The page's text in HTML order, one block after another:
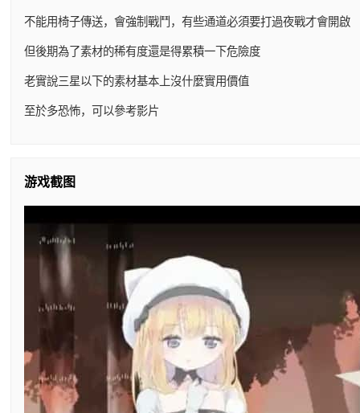
不能用椅子傳送，會強制戰鬥，有些通道必須要打過夜戰才會開啟
但後期為了素材的稀有度還是得累積一下危險度
老實說三星以下的素材基本上沒什麼實用價值
至於多恐怖，可以參考影片
游戏截图